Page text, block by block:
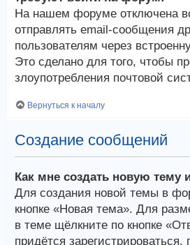
На нашем форуме отключена
отправлять email-сообщения
пользователям через
Это сделано для того, чтобы
злоупотребления почтовой
Вернуться к началу
Создание сообщений
Как мне создать новую тему
Для создания новой темы в
кнопке «Новая тема». Для
в теме щёлкните по кнопке
придётся